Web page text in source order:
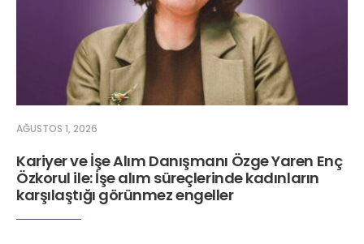
AĞUSTOS 1, 2026
Kariyer ve İşe Alım Danışmanı Özge Yaren Enç
Özkorul ile: İşe alım süreçlerinde kadınların
karşılaştığı görünmez engeller